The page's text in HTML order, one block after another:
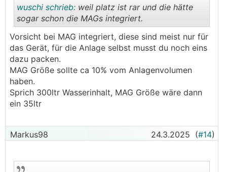
..
wuschi schrieb: weil platz ist rar und die hätte
sogar schon die MAGs integriert.
Vorsicht bei MAG integriert, diese sind meist nur für
das Gerät, für die Anlage selbst musst du noch eins
dazu packen.
MAG Größe sollte ca 10% vom Anlagenvolumen
haben.
Sprich 300ltr Wasserinhalt, MAG Größe wäre dann
ein 35ltr
Markus98 24.3.2025 (#14)